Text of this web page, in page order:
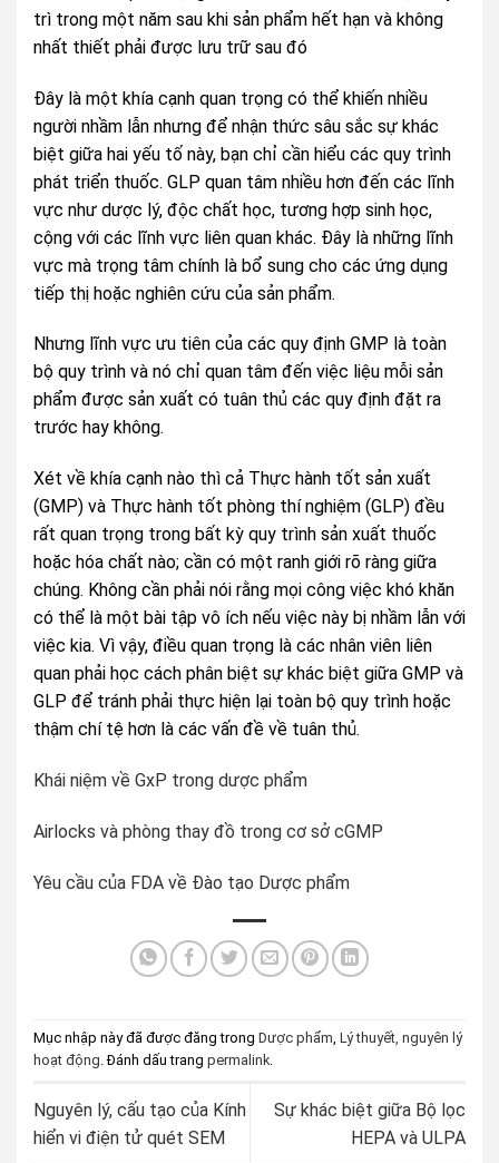
trì trong một năm sau khi sản phẩm hết hạn và không
nhất thiết phải được lưu trữ sau đó
Đây là một khía cạnh quan trọng có thể khiến nhiều
người nhầm lẫn nhưng để nhận thức sâu sắc sự khác
biệt giữa hai yếu tố này, bạn chỉ cần hiểu các quy trình
phát triển thuốc. GLP quan tâm nhiều hơn đến các lĩnh
vực như dược lý, độc chất học, tương hợp sinh học,
cộng với các lĩnh vực liên quan khác. Đây là những lĩnh
vực mà trọng tâm chính là bổ sung cho các ứng dụng
tiếp thị hoặc nghiên cứu của sản phẩm.
Nhưng lĩnh vực ưu tiên của các quy định GMP là toàn
bộ quy trình và nó chỉ quan tâm đến việc liệu mỗi sản
phẩm được sản xuất có tuân thủ các quy định đặt ra
trước hay không.
Xét về khía cạnh nào thì cả Thực hành tốt sản xuất
(GMP) và Thực hành tốt phòng thí nghiệm (GLP) đều
rất quan trọng trong bất kỳ quy trình sản xuất thuốc
hoặc hóa chất nào; cần có một ranh giới rõ ràng giữa
chúng. Không cần phải nói rằng mọi công việc khó khăn
có thể là một bài tập vô ích nếu việc này bị nhầm lẫn với
việc kia. Vì vậy, điều quan trọng là các nhân viên liên
quan phải học cách phân biệt sự khác biệt giữa GMP và
GLP để tránh phải thực hiện lại toàn bộ quy trình hoặc
thậm chí tệ hơn là các vấn đề về tuân thủ.
Khái niệm về GxP trong dược phẩm
Airlocks và phòng thay đồ trong cơ sở cGMP
Yêu cầu của FDA về Đào tạo Dược phẩm
Mục nhập này đã được đăng trong Dược phẩm Lý thuyết, nguyên lý
hoạt động . Đánh dấu trang permalink
Nguyên lý, cấu tạo của Kính
hiển vi điện tử quét SEM
Sự khác biệt giữa Bộ lọc
HEPA và ULPA